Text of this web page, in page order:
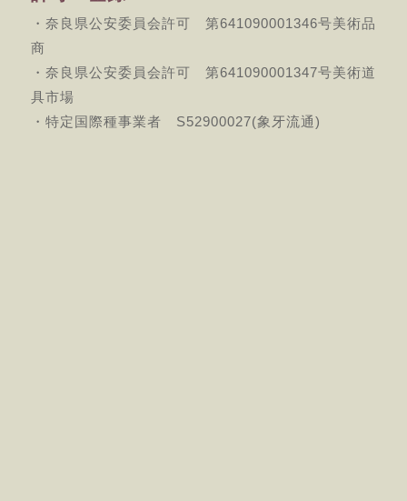
・奈良県公安委員会許可 第641090001346号美術品
商
・奈良県公安委員会許可 第641090001347号美術道
具市場
・特定国際種事業者 S52900027(象牙流通)